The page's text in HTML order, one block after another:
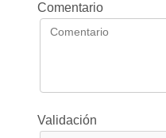
Comentario
Validación